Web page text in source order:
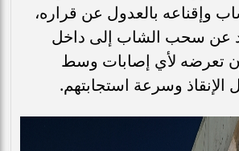
وإقناعه بالعدول عن قراره،
عن سحب الشاب إلى داخل
تعرضه لأي إصابات وسط
الإنقاذ وسرعة استجابتهم.